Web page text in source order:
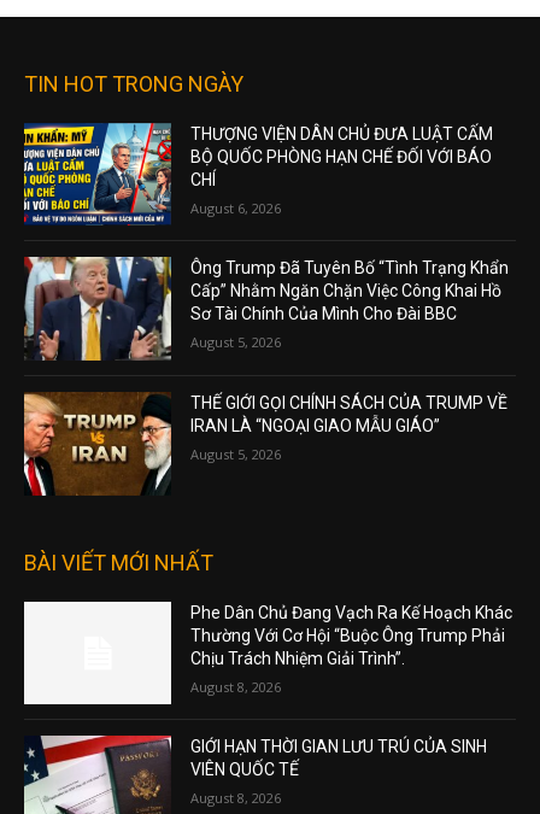
TIN HOT TRONG NGÀY
THƯỢNG VIỆN DÂN CHỦ ĐƯA LUẬT CẤM
BỘ QUỐC PHÒNG HẠN CHẾ ĐỐI VỚI BÁO
CHÍ
August 6, 2026
Ông Trump Đã Tuyên Bố “Tình Trạng Khẩn
Cấp” Nhằm Ngăn Chặn Việc Công Khai Hồ
Sơ Tài Chính Của Mình Cho Đài BBC
August 5, 2026
THẾ GIỚI GỌI CHÍNH SÁCH CỦA TRUMP VỀ
IRAN LÀ “NGOẠI GIAO MẪU GIÁO”
August 5, 2026
BÀI VIẾT MỚI NHẤT
Phe Dân Chủ Đang Vạch Ra Kế Hoạch Khác
Thường Với Cơ Hội “Buộc Ông Trump Phải
Chịu Trách Nhiệm Giải Trình”.
August 8, 2026
GIỚI HẠN THỜI GIAN LƯU TRÚ CỦA SINH
VIÊN QUỐC TẾ
August 8, 2026